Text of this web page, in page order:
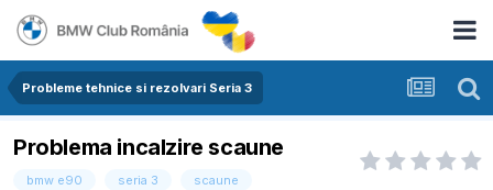
Probleme tehnice si rezolvari Seria 3
Problema incalzire scaune
bmw e90 seria 3 scaune